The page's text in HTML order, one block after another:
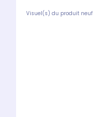
Visuel(s) du produit neuf